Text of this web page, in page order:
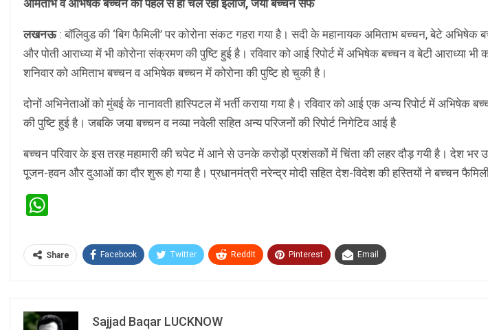
अमिताभ व अभिषेक बच्चन का पहले से ही चल रहा इलाज, जया बच्चन सेफ
लखनऊ: बाॅलिवुड की ‘बिग फैमिली’ पर कोरोना संकट गहरा गया है। सदी के महानायक अमिताभ बच्चन, बेटे अभिषेक
और पोती आराध्या में भी कोरोना संक्रमण की पुष्टि हुई है। रविवार को आई रिपोर्ट में अभिषेक बच्चन व बेटी आराध्या भी
शनिवार को अमिताभ बच्चन व अभिषेक बच्चन में कोरोना की पुष्टि हो चुकी है।
दोनों अभिनेताओं को मुंबई के नानावती हास्पिटल में भर्ती कराया गया है। रविवार को आई एक अन्य रिपोर्ट में अभिषेक
की पुष्टि हुई है। जबकि जया बच्चन व नव्या नवेली सहित अन्य परिजनों की रिपोर्ट निगेटिव आई है
बच्चन परिवार के इस तरह महामारी की चपेट में आने से उनके करोड़ों प्रशंसकों में चिंता की लहर दौड़ गयी है। देश भर
पूजन-हवन और दुआओं का दौर शुरू हो गया है। प्रधानमंत्री नरेन्द्र मोदी सहित देश-विदेश की हस्तियों ने बच्चन
Share Facebook Twitter ReddIt Pinterest Email
Sajjad Baqar LUCKNOW